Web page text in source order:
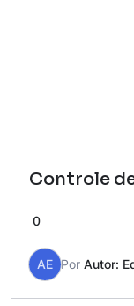
Controle
0
AE Por Autor: